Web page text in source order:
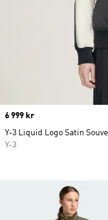
Price
6 999 kr
Y-3 Liquid Logo Satin
Y-3